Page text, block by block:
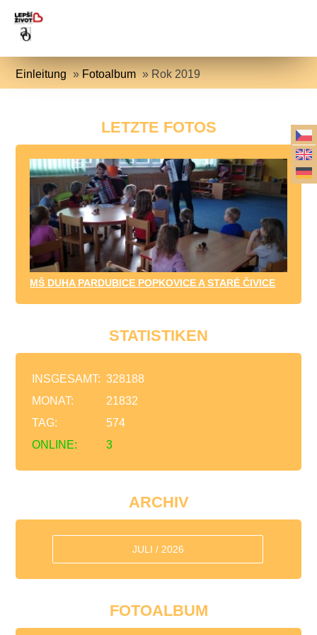
Einleitung » Fotoalbum » Rok 2019
LETZTE FOTOS
MŠ DUHA PARDUBICE POPKOVICE A STARÉ ČIVICE
STATISTIKEN
ONLINE: 3
INSGESAMT: 328188
MONAT:
21832
TAG:
574
ARCHIV
JULI / 2026
FOTOALBUM